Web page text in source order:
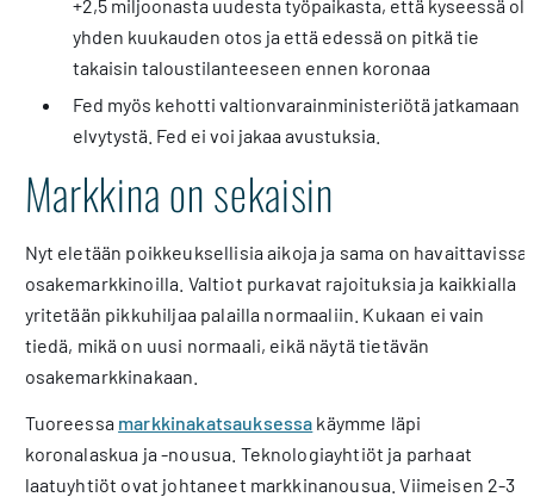
+2,5 miljoonasta uudesta työpaikasta, että kyseessä oli
yhden kuukauden otos ja että edessä on pitkä tie
takaisin taloustilanteeseen ennen koronaa
Fed myös kehotti valtionvarainministeriötä jatkamaan
elvytystä. Fed ei voi jakaa avustuksia.
Markkina on sekaisin
Nyt eletään poikkeuksellisia aikoja ja sama on havaittavissa
osakemarkkinoilla. Valtiot purkavat rajoituksia ja kaikkialla
yritetään pikkuhiljaa palailla normaaliin. Kukaan ei vain
tiedä, mikä on uusi normaali, eikä näytä tietävän
osakemarkkinakaan.
Tuoreessa markkinakatsauksessa käymme läpi
koronalaskua ja -nousua. Teknologiayhtiöt ja parhaat
laatuyhtiöt ovat johtaneet markkinanousua. Viimeisen 2-3